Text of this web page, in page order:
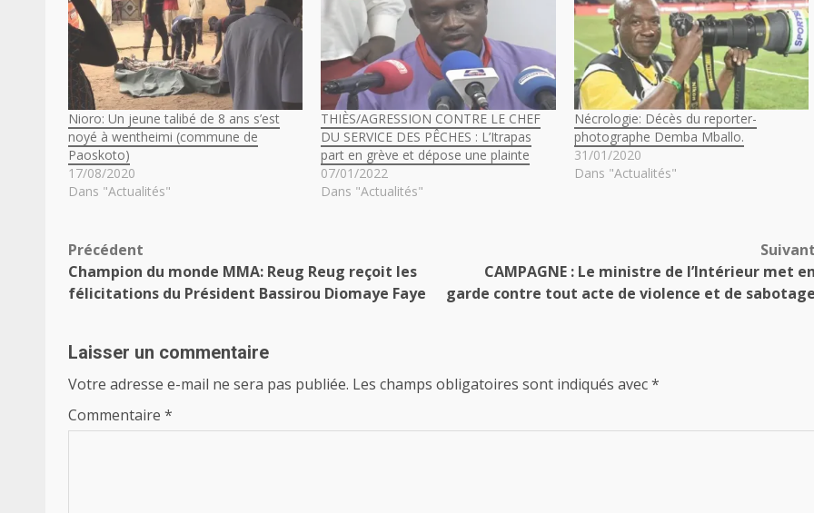
Nioro: Un jeune talibé de 8 ans s’est
noyé à wentheimi (commune de
Paoskoto)
17/08/2020
Dans "Actualités"
THIÈS/AGRESSION CONTRE LE CHEF
DU SERVICE DES PÊCHES : L’Itrapas
part en grève et dépose une plainte
07/01/2022
Dans "Actualités"
Nécrologie: Décès du reporter-
photographe Demba Mballo.
31/01/2020
Dans "Actualités"
Navigation
d’article
Précédent
Champion du monde MMA: Reug Reug reçoit les
félicitations du Président Bassirou Diomaye Faye
Suivant
CAMPAGNE : Le ministre de l’Intérieur met en
garde contre tout acte de violence et de sabotage
Laisser un commentaire
Votre adresse e-mail ne sera pas publiée. Les champs obligatoires sont indiqués avec*
Commentaire *